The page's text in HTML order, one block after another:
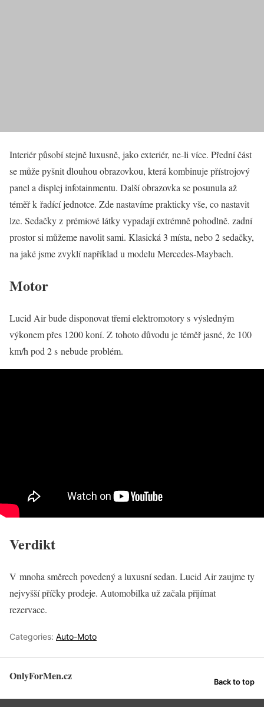
Interiér působí stejně luxusně, jako exteriér, ne-li více. Přední část
se může pyšnit dlouhou obrazovkou, která kombinuje přístrojový
panel a displej infotainmentu. Další obrazovka se posunula až
téměř k řadící jednotce. Zde nastavíme prakticky vše, co nastavit
lze. Sedačky z prémiové látky vypadají extrémně pohodlně. zadní
prostor si můžeme navolit sami. Klasická 3 místa, nebo 2 sedačky,
na jaké jsme zvyklí například u modelu Mercedes-Maybach.
Motor
Lucid Air bude disponovat třemi elektromotory s výsledným
výkonem přes 1200 koní. Z tohoto důvodu je téměř jasné, že 100
km/h pod 2 s nebude problém.
Verdikt
V mnoha směrech povedený a luxusní sedan. Lucid Air zaujme ty
nejvyšší příčky prodeje. Automobilka už začala přijímat
rezervace.
Categories: Auto-Moto
OnlyForMen.cz Back to top